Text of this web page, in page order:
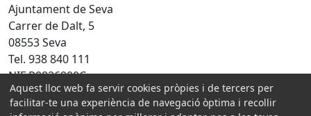
Ajuntament de Seva
Carrer de Dalt, 5
08553 Seva
Tel. 938 840 111
NIF P0826900C
Amb la col·laboració de:
Aquest lloc web fa servir cookies pròpies i de tercers per
facilitar-te una experiència de navegació òptima i recollir